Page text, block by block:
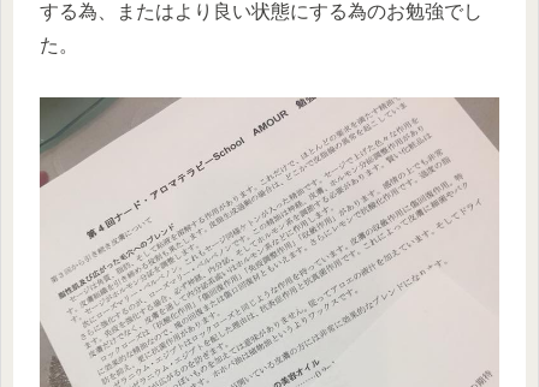
する為、またはより良い状態にする為のお勉強でし
た。